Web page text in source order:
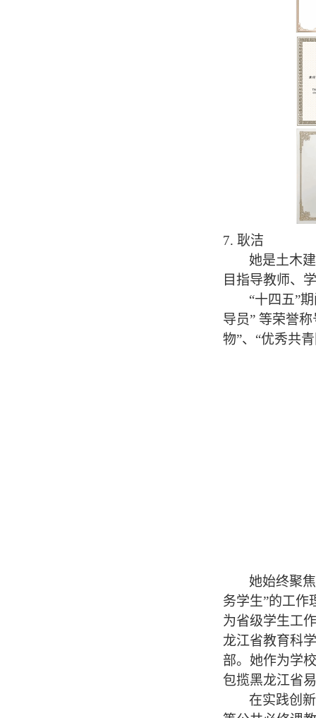
7. 耿洁
她是土木
目指导教师、
“十四五”
导员” 等荣誉
物”、 “优秀共
她始终聚
务学生”的工作
为省级学生工
龙江省教育科
部。她作为学
包揽黑龙江省
在实践创